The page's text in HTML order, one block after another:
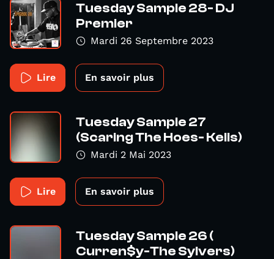
Tuesday Sample 28- DJ
Premier
Mardi 26 Septembre 2023
Lire En savoir plus
Tuesday Sample 27
(Scaring The Hoes- Kelis)
Mardi 2 Mai 2023
Lire En savoir plus
Tuesday Sample 26 (
Curren$y-The Sylvers)